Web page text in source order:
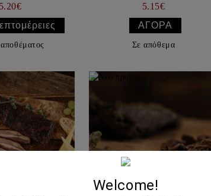
5.20€
5.15€
Σε απόθεμα
Welcome!